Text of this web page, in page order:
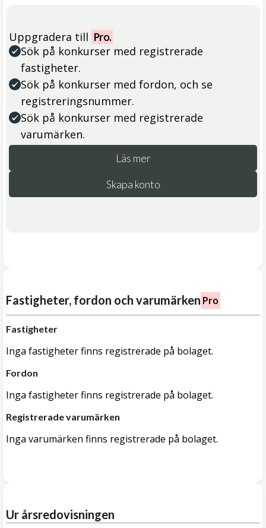
Uppgradera till Pro.
Sök på konkurser med registrerade
fastigheter.
Sök på konkurser med fordon, och se
registreringsnummer.
Sök på konkurser med registrerade
varumärken.
Läs mer
Skapa konto
Fastigheter, fordon och varumärken Pro
Fastigheter
Inga fastigheter finns registrerade på bolaget.
Fordon
Inga fastigheter finns registrerade på bolaget.
Registrerade varumärken
Inga varumärken finns registrerade på bolaget.
Ur årsredovisningen